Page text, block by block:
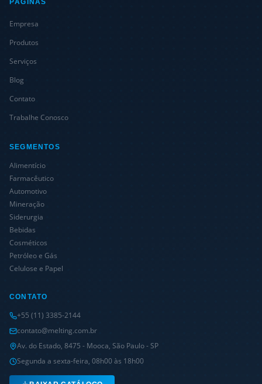
PÁGINAS
Empresa
Produtos
Serviços
Blog
Contato
Trabalhe Conosco
SEGMENTOS
Alimentício
Farmacêutico
Automotivo
Mineração
Siderurgia
Bebidas
Cosméticos
Petróleo e Gás
Celulose e Papel
CONTATO
+55 (11) 3385-2144
contato@melting.com.br
Av. do Estado, 8475 - Mooca, São Paulo - SP
Segunda a sexta-feira, 08h00 às 18h00